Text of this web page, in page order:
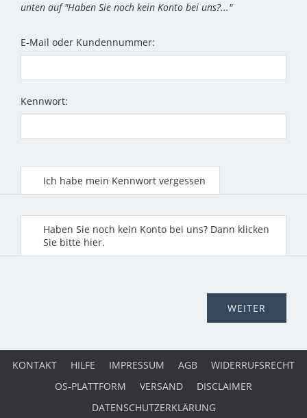
unten auf "Haben Sie noch kein Konto bei uns?..."
E-Mail oder Kundennummer:
Kennwort:
Ich habe mein Kennwort vergessen
Haben Sie noch kein Konto bei uns? Dann klicken
Sie bitte hier.
KONTAKT HILFE IMPRESSUM AGB
WIDERRUFSRECHT
OS-PLATTFORM
VERSAND
DISCLAIMER
DATENSCHUTZERKLÄRUNG